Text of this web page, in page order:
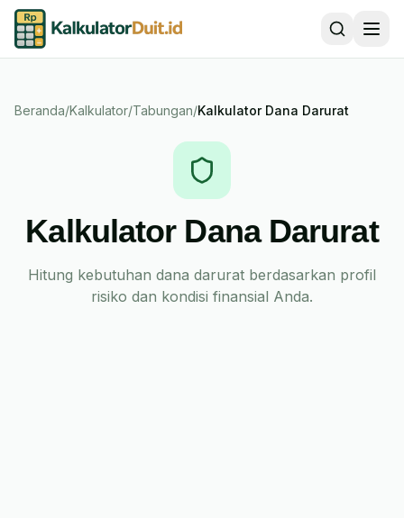
Beranda/Kalkulator/Tabungan/Kalkulator Dana Darurat
Kalkulator Dana Darurat
Hitung kebutuhan dana darurat berdasarkan profil
risiko dan kondisi finansial Anda.